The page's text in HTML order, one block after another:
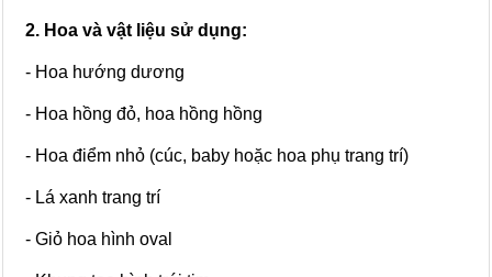
2. Hoa và vật liệu sử dụng:
- Hoa hướng dương
- Hoa hồng đỏ, hoa hồng hồng
- Hoa điểm nhỏ (cúc, baby hoặc hoa phụ trang trí)
- Lá xanh trang trí
- Giỏ hoa hình oval